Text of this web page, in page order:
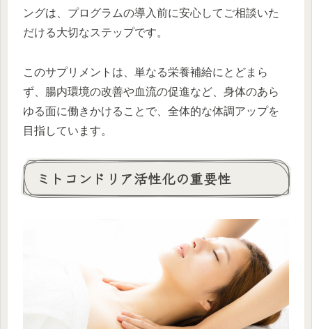
ングは、プログラムの導入前に安心してご相談いた
だける大切なステップです。
このサプリメントは、単なる栄養補給にとどまら
ず、腸内環境の改善や血流の促進など、身体のあら
ゆる面に働きかけることで、全体的な体調アップを
目指しています。
ミトコンドリア活性化の重要性